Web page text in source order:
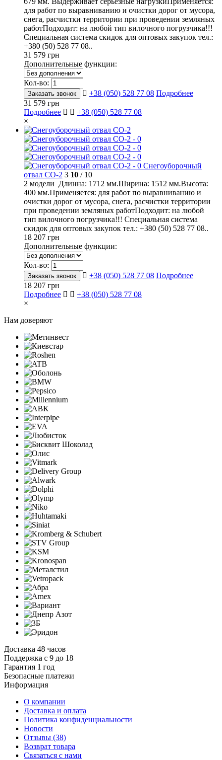
для работ по выравниванию и очистки дорог от мусора,
снега, расчистки территории при проведении земляных
работПодходит: на любой тип вилочного погрузчика!!!
Специальная система скидок для оптовых закупок тел.:
+380 (50) 528 77 08..
31 579 грн
Дополнительные функции:
Кол-во:
Заказать звонок +38 (050) 528 77 08 Подробнее
31 579 грн
Подробнее
+38 (050) 528 77 08
×
Снегоуборочный
отвал СО-2 3 10 / 10
2 модели Длинна: 1712 мм.Ширина: 1512 мм.Высота:
400 мм.Применяется: для работ по выравниванию и
очистки дорог от мусора, снега, расчистки территории
при проведении земляных работПодходит: на любой
тип вилочного погрузчика!!! Специальная система
скидок для оптовых закупок тел.: +380 (50) 528 77 08..
18 207 грн
Дополнительные функции:
Кол-во:
Заказать звонок +38 (050) 528 77 08 Подробнее
18 207 грн
Подробнее
+38 (050) 528 77 08
×
Нам доверяют
Доставка 48 часов
Поддержка с 9 до 18
Гарантия 1 год
Безопасные платежи
Информация
О компании
Доставка и оплата
Политика конфиденциальности
Новости
Отзывы (38)
Возврат товара
Связаться с нами